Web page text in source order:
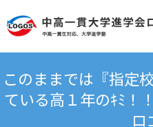
このままでは『指定
ている高１年のｷﾐ！
ロ